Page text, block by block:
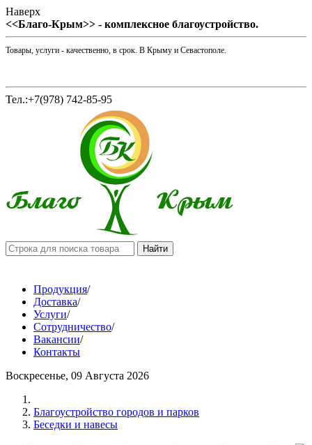
Наверх
<<Благо-Крым>> - комплексное благоустройство.
Товары, услуги - качественно, в срок. В Крыму и Севастополе.
Тел.:+7(978) 742-85-95
Продукция/
Доставка/
Услуги/
Сотрудничество/
Вакансии/
Контакты
Воскресенье, 09 Августа 2026
Благоустройство городов и парков
Беседки и навесы